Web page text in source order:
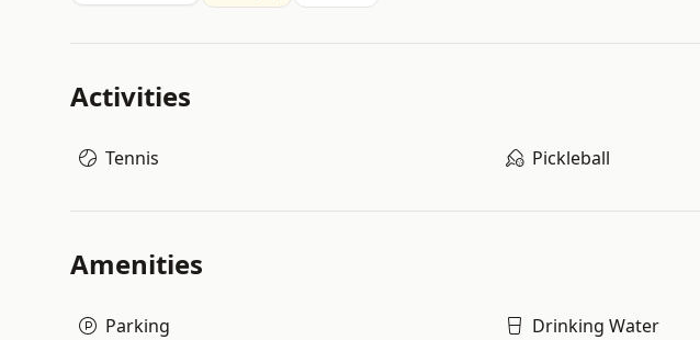
Activities
Tennis Pickleball
Amenities
Parking Drinking Water